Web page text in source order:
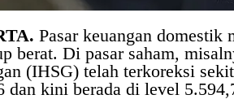
Pasar keuangan domestik
berat. Di pasar saham,
(IHSG) telah terkoreksi
dan kini berada di level